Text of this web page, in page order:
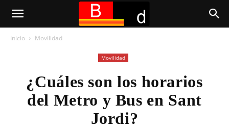
Inicio Movilidad
Movilidad
¿Cuáles son los horarios
del Metro y Bus en Sant
Jordi?